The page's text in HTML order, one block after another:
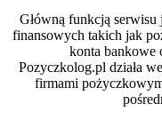
Główną funkcją
finansowych takich jak
konta bankowe
Pozyczkolog.pl działa
firmami